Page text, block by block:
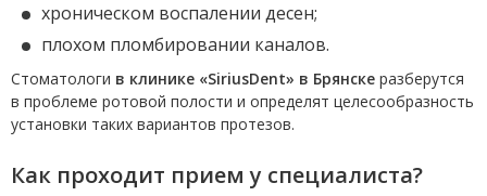
хроническом воспалении десен;
плохом пломбировании каналов.
Стоматологи в клинике «SiriusDent» в Брянске разберутся
в проблеме ротовой полости и определят целесообразность
установки таких вариантов протезов.
Как проходит прием у специалиста?